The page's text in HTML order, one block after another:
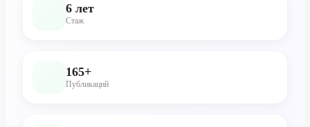
6 лет
Стаж
165+
Публикаций